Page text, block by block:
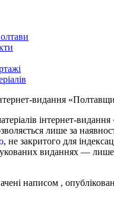
видання
інтернет-
лише за
, не закритого для
виданнях —
написом ,